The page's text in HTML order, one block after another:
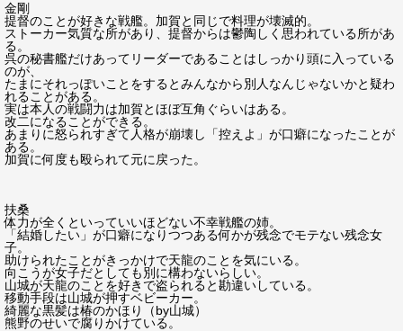
金剛
提督のことが好きな戦艦。加賀と同じで料理が壊滅的。
ストーカー気質な所があり、提督からは鬱陶しく思われている所があ
る。
呉の秘書艦だけあってリーダーであることはしっかり頭に入っている
のが、
たまにそれっぽいことをするとみんなから別人なんじゃないかと疑わ
れることがある。
実は本人の戦闘力は加賀とほぼ互角ぐらいはある。
改二になることができる。
あまりに怒られすぎて人格が崩壊し「控えよ」が口癖になったことが
ある。
加賀に何度も殴られて元に戻った。
扶桑
体力が全くといっていいほどない不幸戦艦の姉。
「結婚したい」が口癖になりつつある何かが残念でモテない残念女
子。
助けられたことがきっかけで天龍のことを気にいる。
向こうが女子だとしても別に構わないらしい。
山城が天龍のことを好きで盗られると勘違いしている。
移動手段は山城が押すベビーカー。
綺麗な黒髪は椿のかほり（by山城）
熊野のせいで腐りかけている。